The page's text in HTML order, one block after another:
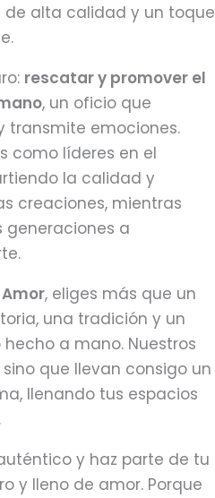
alta calidad y un toque
rescatar y promover el
, un oficio que
transmite emociones.
como líderes en el
la calidad y
creaciones, mientras
generaciones a
, eliges más que un
una tradición y un
a mano. Nuestros
que llevan consigo un
llenando tus espacios
y haz parte de tu
y lleno de amor. Porque